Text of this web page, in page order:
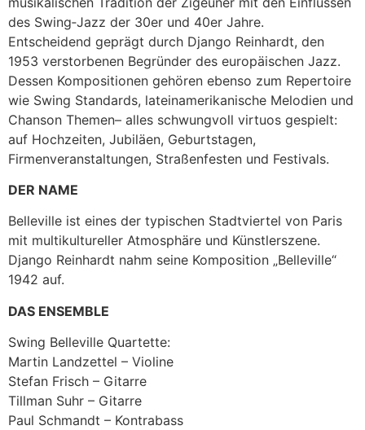
des Swing‑Jazz der 30er und 40er Jahre.
Entscheidend geprägt durch Django Reinhardt, den
1953 verstorbenen Begründer des europäischen Jazz.
Dessen Kompositionen gehören ebenso zum Repertoire
wie Swing Standards, lateinamerikanische Melodien und
Chanson Themen– alles schwungvoll virtuos gespielt:
auf Hochzeiten, Jubiläen, Geburtstagen,
Firmenveranstaltungen, Straßenfesten und Festivals.
DER NAME
Belleville ist eines der typischen Stadtviertel von Paris
mit multikultureller Atmosphäre und Künstlerszene.
Django Reinhardt nahm seine Komposition „Belleville“
1942 auf.
DAS ENSEMBLE
Swing Belleville Quartette:
Martin Landzettel – Violine
Stefan Frisch – Gitarre
Tillman Suhr – Gitarre
Paul Schmandt – Kontrabass